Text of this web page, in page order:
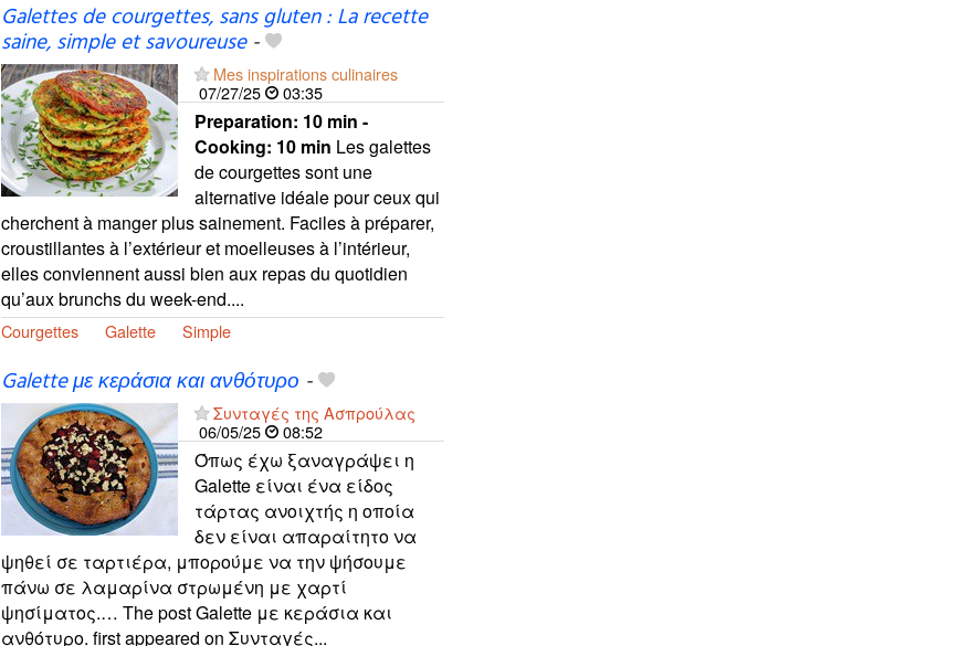
Galettes de courgettes, sans gluten : La recette
saine, simple et savoureuse-
Mes inspirations culinaires
07/27/25
03:35
Preparation: 10 min -
Cooking: 10 min Les galettes
de courgettes sont une
alternative idéale pour ceux qui
cherchent à manger plus sainement. Faciles à préparer,
croustillantes à l’extérieur et moelleuses à l’intérieur,
elles conviennent aussi bien aux repas du quotidien
qu’aux brunchs du week-end....
Courgettes Galette Simple
Galette με κεράσια και ανθότυρο -
Συνταγές της Ασπρούλας
06/05/25
08:52
Όπως έχω ξαναγράψει η
Galette είναι ένα είδος
τάρτας ανοιχτής η οποία
δεν είναι απαραίτητο να
ψηθεί σε ταρτιέρα, μπορούμε να την ψήσουμε
πάνω σε λαμαρίνα στρωμένη με χαρτί
ψησίματος.… The post Galette με κεράσια και
ανθότυρο. first appeared on Συνταγές...